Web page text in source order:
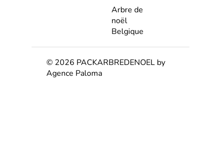
Arbre de
noël
Belgique
© 2026 PACKARBREDENOEL by
Agence Paloma